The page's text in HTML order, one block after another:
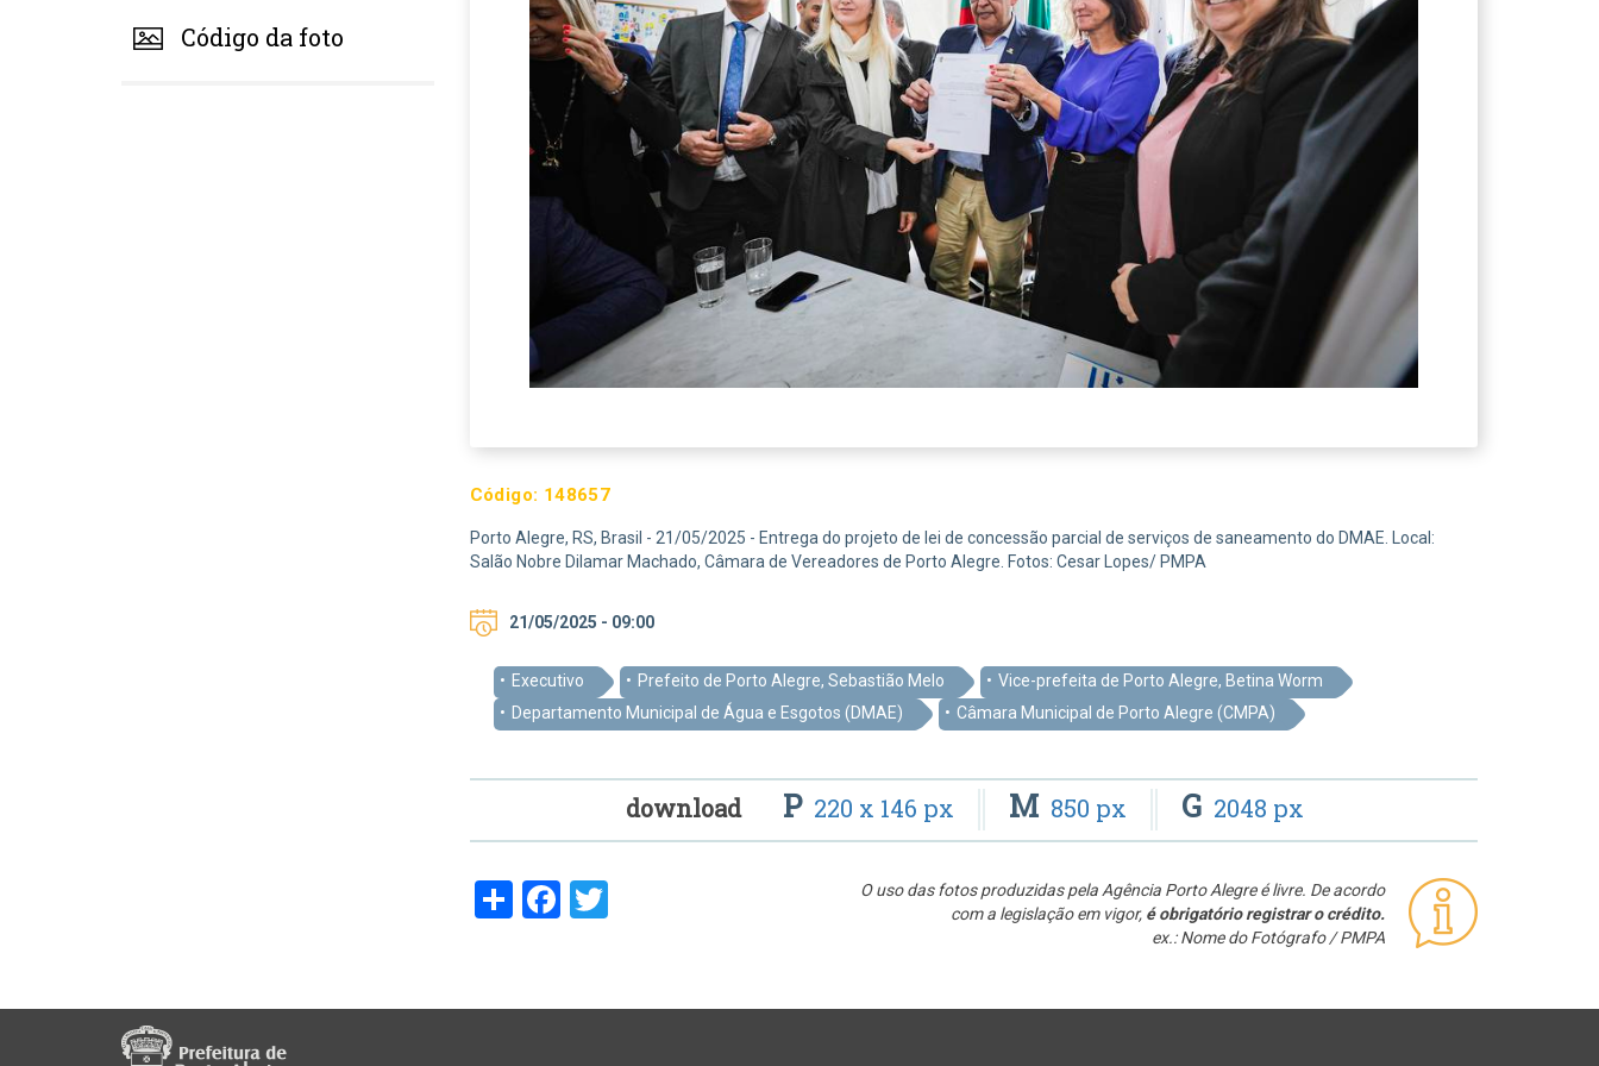
Código da foto
Código: 148657
Porto Alegre, RS, Brasil - 21/05/2025 - Entrega do projeto de lei de concessão parcial de serviços de saneamento do DMAE. Local:
Salão Nobre Dilamar Machado, Câmara de Vereadores de Porto Alegre. Fotos: Cesar Lopes/ PMPA
21/05/2025 - 09:00
Executivo Prefeito de Porto Alegre, Sebastião Melo
Vice-prefeita de Porto Alegre, Betina Worm
Departamento Municipal de Água e Esgotos (DMAE)
Câmara Municipal de Porto Alegre (CMPA)
download P 220 x 146 px M 850 px G 2048 px
O uso das fotos produzidas pela Agência Porto Alegre é livre. De acordo
com a legislação em vigor, é obrigatório registrar o crédito.
ex.: Nome do Fotógrafo / PMPA
ShareFacebook
Twitter